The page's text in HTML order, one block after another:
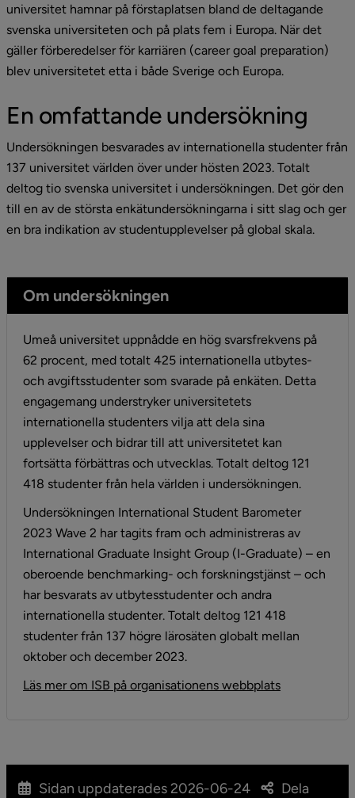
universitet hamnar på förstaplatsen bland de deltagande
svenska universiteten och på plats fem i Europa. När det
gäller förberedelser för karriären (career goal preparation)
blev universitetet etta i både Sverige och Europa.
En omfattande undersökning
Undersökningen besvarades av internationella studenter från
137 universitet världen över under hösten 2023. Totalt
deltog tio svenska universitet i undersökningen. Det gör den
till en av de största enkätundersökningarna i sitt slag och ger
en bra indikation av studentupplevelser på global skala.
Om undersökningen
Umeå universitet uppnådde en hög svarsfrekvens på
62 procent, med totalt 425 internationella utbytes-
och avgiftsstudenter som svarade på enkäten. Detta
engagemang understryker universitetets
internationella studenters vilja att dela sina
upplevelser och bidrar till att universitetet kan
fortsätta förbättras och utvecklas. Totalt deltog 121
418 studenter från hela världen i undersökningen.
Undersökningen International Student Barometer
2023 Wave 2 har tagits fram och administreras av
International Graduate Insight Group (I-Graduate) – en
oberoende benchmarking- och forskningstjänst – och
har besvarats av utbytesstudenter och andra
internationella studenter. Totalt deltog 121 418
studenter från 137 högre lärosäten globalt mellan
oktober och december 2023.
Läs mer om ISB på organisationens webbplatsLänk till
Sidan uppdaterades 2026-06-24 Dela